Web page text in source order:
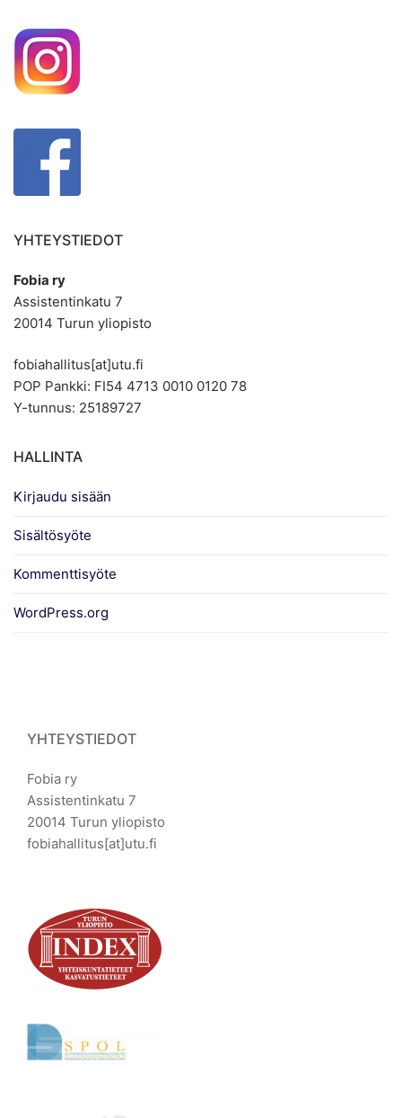
YHTEYSTIEDOT
Fobia ry
Assistentinkatu 7
20014 Turun yliopisto
fobiahallitus[at]utu.fi
POP Pankki: FI54 4713 0010 0120 78
Y-tunnus: 25189727
HALLINTA
Kirjaudu sisään
Sisältösyöte
Kommenttisyöte
WordPress.org
YHTEYSTIEDOT
Fobia ry
Assistentinkatu 7
20014 Turun yliopisto
fobiahallitus[at]utu.fi